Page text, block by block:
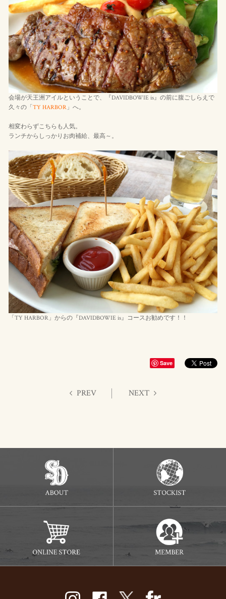
会場が天王洲アイルということで、『DAVIDBOWIE is』の前に腹ごしらえで
久々の「TY HARBOR」へ。
相変わらずこちらも人気。
ランチからしっかりお肉補給、最高～。
「TY HARBOR」からの『DAVIDBOWIE is』コースお勧めです！！
Save
PREV NEXT